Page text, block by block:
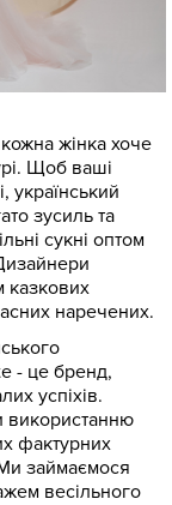
жінка хоче
Щоб ваші
український
зусиль та
сукні оптом
казкових
наречених.
- це бренд,
успіхів.
використанню
фактурних
Ми займаємося
весільного